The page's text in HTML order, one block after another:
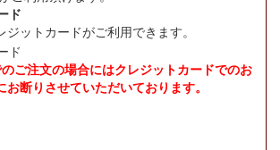
ド
ットカードがご利用できます。
ご注文の場合にはクレジットカードでのお
断りさせていただいております。